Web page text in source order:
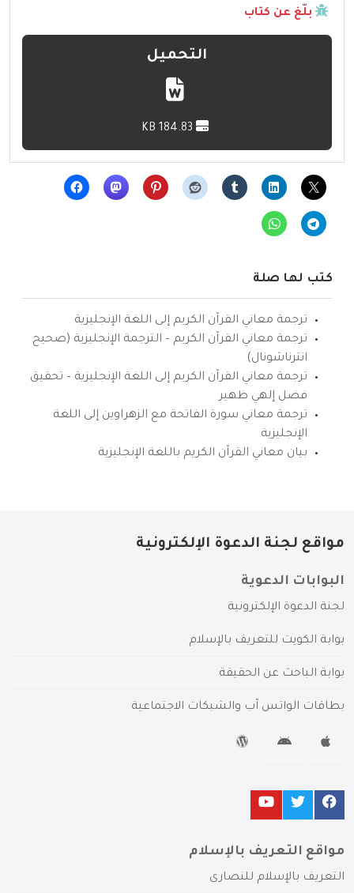
بلّغ عن كتاب
التحميل
كتب لها صلة
ترجمة معاني القرآن الكريم إلى اللغة الإنجليزية
ترجمة معاني القرآن الكريم – الترجمة الإنجليزية (صحيح
انترناشونال)
ترجمة معاني القرآن الكريم إلى اللغة الإنجليزية – تحقيق
فضل إلهي ظهير
ترجمة معاني سورة الفاتحة مع الزهراوين إلى اللغة
الإنجليزية
بيان معاني القرآن الكريم باللغة الإنجليزية
مواقع لجنة الدعوة الإلكترونية
البوابات الدعوية
لجنة الدعوة الإلكترونية
بوابة الكويت للتعريف بالإسلام
بوابة الباحث عن الحقيقة
بطاقات الواتس آب والشبكات الاجتماعية
مواقع التعريف بالإسلام
التعريف بالإسلام للنصارى